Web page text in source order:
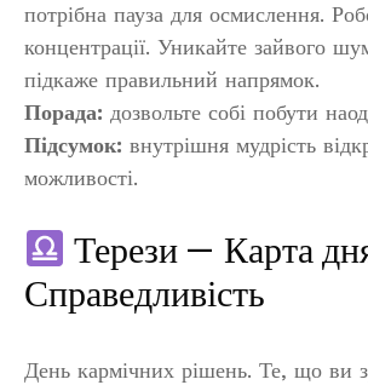
потрібна пауза для осмислення.
концентрації. Уникайте зайвого
підкаже правильний напрямок.
Порада: дозвольте собі побути
Підсумок: внутрішня мудрість
можливості.
Терези — Карта
Справедливість
День кармічних рішень. Те, що ви